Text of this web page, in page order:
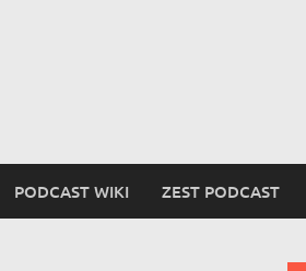
PODCAST WIKI ZEST PODCAST